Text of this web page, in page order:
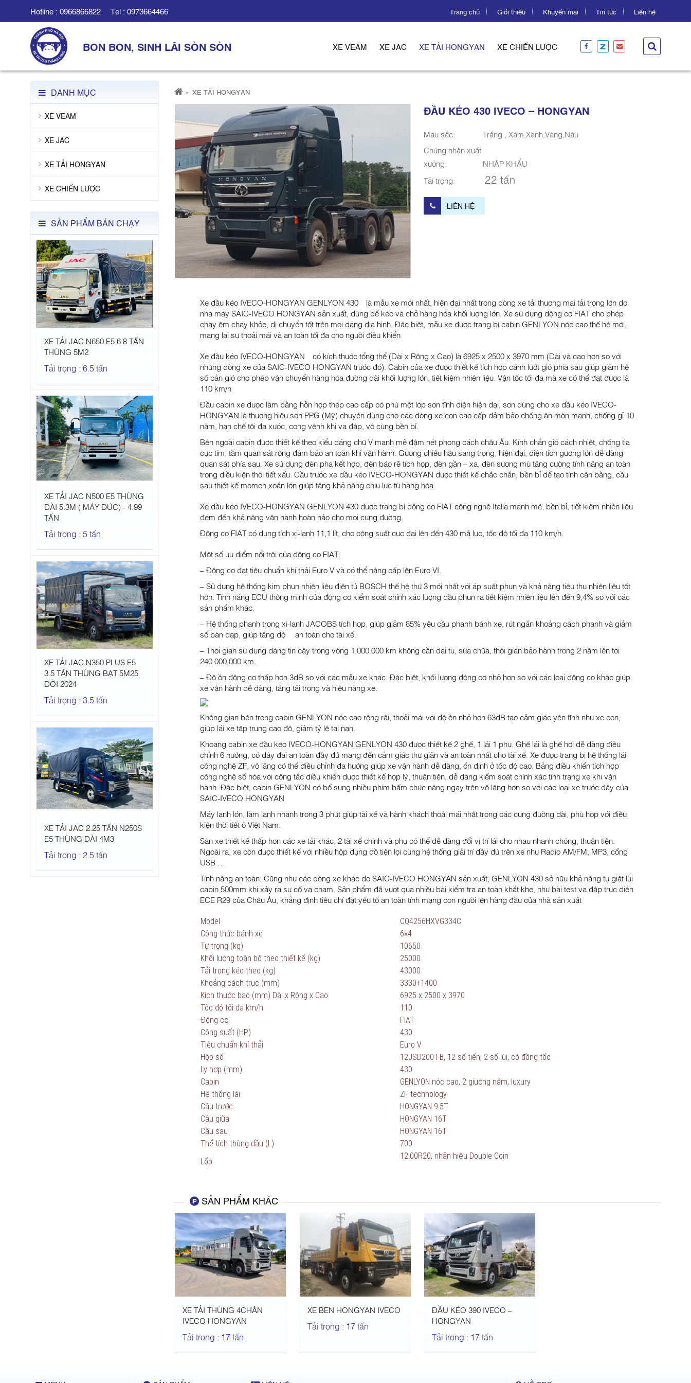
Hotline : 0966866822 Tel : 0973664466 Trang chủ Giới thiệu Khuyến mãi Tin tức Liên hệ
BON BON, SINH LÃI SÒN SÒN XE VEAM XE JAC XE TẢI HONGYAN XE CHIẾN LƯỢC
DANH MỤC
XE VEAM
XE JAC
XE TẢI HONGYAN
XE CHIẾN LƯỢC
SẢN PHẨM BÁN CHẠY
XE TẢI JAC N650 E5 6.8 TẤN
THÙNG 5M2
Tải trọng : 6.5 tấn
XE TẢI JAC N500 E5 THÙNG
DÀI 5.3M ( MÁY ĐỨC) - 4.99
TẤN
Tải trọng : 5 tấn
XE TẢI JAC N350 PLUS E5
3.5 TẤN THÙNG BẠT 5M25
ĐỜI 2024
Tải trọng : 3.5 tấn
XE TẢI JAC 2.25 TẤN N250S
E5 THÙNG DÀI 4M3
Tải trọng : 2.5 tấn
XE TẢI HONGYAN
ĐẦU KÉO 430 IVECO – HONGYAN
Màu sắc:
Trắng , Xám,Xanh,Vàng,Nâu
Chứng nhận xuất
xưởng:
NHẬP KHẨU
Tải trọng:
22 tấn
LIÊN HỆ
Xe đầu kéo IVECO-HONGYAN GENLYON 430 là mẫu xe mới nhất, hiện đại nhất trong dòng xe tải thương mại tải trọng lớn do
nhà máy SAIC-IVECO HONGYAN sản xuất, dùng để kéo và chở hàng hóa khối lượng lớn. Xe sử dụng động cơ FIAT cho phép
chạy êm chạy khỏe, di chuyển tốt trên mọi dạng địa hình. Đặc biệt, mẫu xe được trang bị cabin GENLYON nóc cao thế hệ mới,
mang lại sự thoải mái và an toàn tối đa cho người điều khiển
Xe đầu kéo IVECO-HONGYAN có kích thước tổng thể (Dài x Rộng x Cao) là 6925 x 2500 x 3970 mm (Dài và cao hơn so với
những dòng xe của SAIC-IVECO HONGYAN trước đó). Cabin của xe được thiết kế tích hợp cánh lướt gió phía sau giúp giảm hệ
số cản gió cho phép vận chuyển hàng hóa đường dài khối lượng lớn, tiết kiệm nhiên liệu. Vận tốc tối đa mà xe có thể đạt được là
110 km/h
Đầu cabin xe được làm bằng hỗn hợp thép cao cấp có phủ một lớp sơn tĩnh điện hiện đại, sơn dùng cho xe đầu kéo IVECO-
HONGYAN là thương hiệu sơn PPG (Mỹ) chuyên dùng cho các dòng xe con cao cấp đảm bảo chống ăn mòn mạnh, chống gỉ 10
năm, hạn chế tôi đa xước, cong vênh khi va đập, vô cùng bền bỉ.
Bên ngoài cabin được thiết kế theo kiểu dáng chữ V mạnh mẽ đậm nét phong cách châu Âu. Kính chắn gió cách nhiệt, chống tia
cực tím, tầm quan sát rộng đảm bảo an toàn khi vận hành. Gương chiếu hậu sang trọng, hiện đại, diện tích gương lớn dễ dàng
quan sát phía sau. Xe sử dụng đèn pha kết hợp, đèn báo rẽ tích hợp, đèn gần – xa, đèn sương mù tăng cường tính năng an toàn
trong điều kiện thời tiết xấu. Cầu trước xe đầu kéo IVECO-HONGYAN được thiết kế chắc chắn, bền bỉ để tạo tính cân bằng, cầu
sau thiết kế momen xoắn lớn giúp tăng khả năng chịu lực từ hàng hóa
Xe đầu kéo IVECO-HONGYAN GENLYON 430 được trang bị động cơ FIAT công nghệ Italia mạnh mẽ, bền bỉ, tiết kiệm nhiên liệu
đem đến khả năng vận hành hoàn hảo cho mọi cung đường.
Động cơ FIAT có dung tích xi-lanh 11,1 lít, cho công suất cực đại lên đến 430 mã lực, tốc độ tối đa 110 km/h.
Một số ưu điểm nổi trội của động cơ FIAT:
– Động cơ đạt tiêu chuẩn khí thải Euro V và có thể nâng cấp lên Euro VI.
– Sử dụng hệ thống kim phun nhiên liệu điện tử BOSCH thế hệ thứ 3 mới nhất với áp suất phun và khả năng tiêu thụ nhiên liệu tốt
hơn. Tính năng ECU thông minh của động cơ kiểm soát chính xác lượng dầu phun ra tiết kiệm nhiên liệu lên đến 9,4% so với các
sản phẩm khác.
– Hệ thống phanh trong xi-lanh JACOBS tích hợp, giúp giảm 85% yêu cầu phanh bánh xe, rút ​​ngắn khoảng cách phanh và giảm
số bàn đạp, giúp tăng độ an toàn cho tài xế.
– Thời gian sử dụng đáng tin cậy trong vòng 1.000.000 km không cần đại tu, sửa chữa, thời gian bảo hành trong 2 năm lên tới
240.000.000 km.
– Độ ồn động cơ thấp hơn 3dB so với các mẫu xe khác. Đặc biệt, khối lượng động cơ nhỏ hơn so với các loại động cơ khác giúp
xe vận hành dễ dàng, tăng tải trọng và hiệu năng xe.
Không gian bên trong cabin GENLYON nóc cao rộng rãi, thoải mái với độ ồn nhỏ hơn 63dB tạo cảm giác yên tĩnh như xe con,
giúp lái xe tập trung cao độ, giảm tỷ lệ tai nạn.
Khoang cabin xe đầu kéo IVECO-HONGYAN GENLYON 430 được thiết kế 2 ghế, 1 lái 1 phụ. Ghế lái là ghế hơi dễ dàng điều
chỉnh 6 hướng, có dây đai an toàn đầy đủ mang đến cảm giác thư giãn và an toàn nhất cho tài xế. Xe được trang bị hệ thống lái
công nghệ ZF, vô lăng có thể điều chỉnh đa hướng giúp xe vận hành dễ dàng, ổn định ở tốc độ cao. Bảng điều khiển tích hợp
công nghệ số hóa với công tắc điều khiển được thiết kế hợp lý, thuận tiện, dễ dàng kiểm soát chính xác tình trạng xe khi vận
hành. Đặc biệt, cabin GENLYON có bổ sung nhiều phím bấm chức năng ngay trên vô lăng hơn so với các loại xe trước đây của
SAIC-IVECO HONGYAN
Máy lạnh lớn, làm lạnh nhanh trong 3 phút giúp tài xế và hành khách thoải mái nhất trong các cung đường dài, phù hợp với điều
kiện thời tiết ở Việt Nam.
Sàn xe thiết kế thấp hơn các xe tải khác, 2 tài xế chính và phụ có thể dễ dàng đổi vị trí lái cho nhau nhanh chóng, thuận tiện.
Ngoài ra, xe còn được thiết kế với nhiều hộp đựng đồ tiện lợi cùng hệ thống giải trí đầy đủ trên xe như Radio AM/FM, MP3, cổng
USB …
Tính năng an toàn: Cũng như các dòng xe khác do SAIC-IVECO HONGYAN sản xuất, GENLYON 430 sở hữu khả năng tự giật lùi
cabin 500mm khi xảy ra sự cố va chạm. Sản phẩm đã vượt qua nhiều bài kiểm tra an toàn khắt khe, như bài test va đập trực diện
ECE R29 của Châu Âu, khẳng định tiêu chí đặt yếu tố an toàn tính mạng con người lên hàng đầu của nhà sản xuất
Model
CQ4256HXVG334C
Công thức bánh xe
6×4
Tự trọng (kg)
10650
Khối lượng toàn bộ theo thiết kế (kg)
25000
Tải trọng kéo theo (kg)
43000
Khoảng cách trục (mm)
3330+1400
Kích thước bao (mm) Dài x Rộng x Cao
6925 x 2500 x 3970
Tốc độ tối đa km/h
110
Động cơ
FIAT
Công suất (HP)
430
Tiêu chuẩn khí thải
Euro V
Hộp số
12JSD200T-B, 12 số tiến, 2 số lùi, có đồng tốc
Ly hợp (mm)
430
Cabin
GENLYON nóc cao, 2 giường nằm, luxury
Hệ thống lái
ZF technology
Cầu trước
HONGYAN 9.5T
Cầu giữa
HONGYAN 16T
Cầu sau
HONGYAN 16T
Thể tích thùng dầu (L)
700
Lốp
12.00R20, nhãn hiệu Double Coin
SẢN PHẨM KHÁC
XE TẢI THÙNG 4CHÂN
IVECO HONGYAN
Tải trọng : 17 tấn
XE BEN HONGYAN IVECO
Tải trọng : 17 tấn
ĐẦU KÉO 390 IVECO –
HONGYAN
Tải trọng : 17 tấn